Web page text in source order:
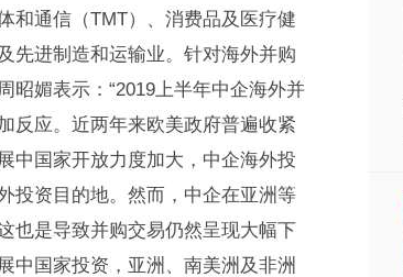
和通信（TMT）、消费品及医疗健
先进制造和运输业。针对海外并购
昭媚表示：“2019上半年中企海外并
反应。近两年来欧美政府普遍收紧
中国家开放力度加大，中企海外投
投资目的地。然而，中企在亚洲等
也是导致并购交易仍然呈现大幅下
中国家投资，亚洲、南美洲及非洲